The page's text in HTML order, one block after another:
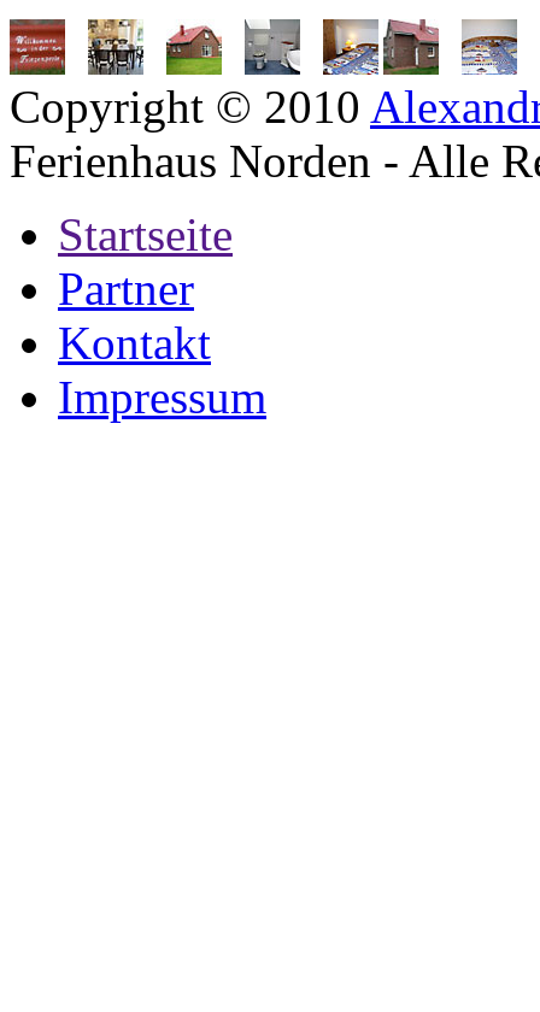
Copyright © 2010
Ferienhaus Norden - Alle
Startseite
Partner
Kontakt
Impressum